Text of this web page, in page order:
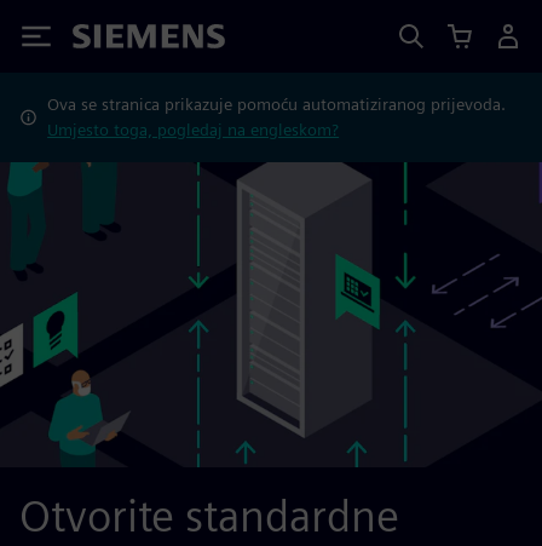
Siemens
Ova se stranica prikazuje pomoću automatiziranog prijevoda.
Umjesto toga, pogledaj na engleskom?
Otvorite standardne